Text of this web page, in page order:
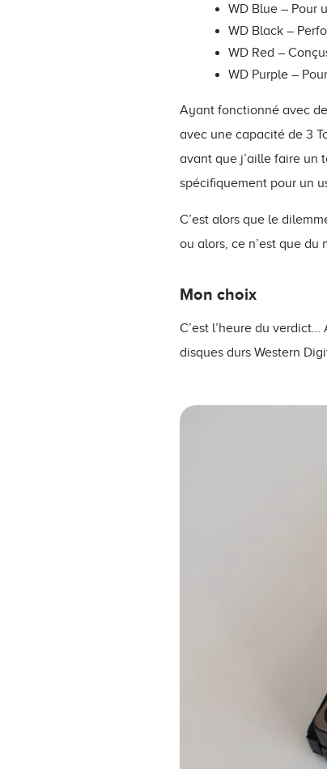
WD Blue – Pour
WD Black –
WD Red –
WD Purple –
Ayant fonctionné avec
avec une capacité de 3
avant que j’aille faire un
spécifiquement pour un
C’est alors que le
ou alors, ce n’est que du
Mon choix
C’est l’heure du
disques durs Western